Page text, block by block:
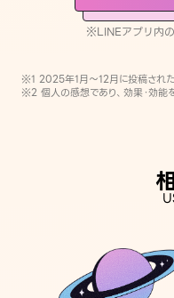
※LINEアプリ内
※1 2025年1月〜12月に投稿された
※2 個人の感想であり、効果・効能